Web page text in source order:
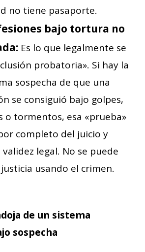
no tiene pasaporte.
bajo tortura no
Es lo que legalmente se
probatoria». Si hay la
sospecha de que una
se consiguió bajo golpes,
o tormentos, esa «prueba»
completo del juicio y
validez legal. No se puede
usando el crimen.
de un sistema
sospecha